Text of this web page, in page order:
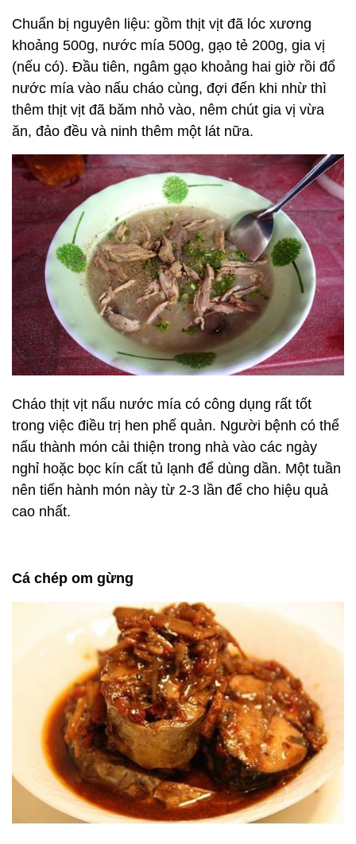
Chuẩn bị nguyên liệu: gồm thịt vịt đã lóc xương
khoảng 500g, nước mía 500g, gạo tẻ 200g, gia vị
(nếu có). Đầu tiên, ngâm gạo khoảng hai giờ rồi đổ
nước mía vào nấu cháo cùng, đợi đến khi nhừ thì
thêm thịt vịt đã băm nhỏ vào, nêm chút gia vị vừa
ăn, đảo đều và ninh thêm một lát nữa.
Cháo thịt vịt nấu nước mía có công dụng rất tốt
trong việc điều trị hen phế quản. Người bệnh có thể
nấu thành món cải thiện trong nhà vào các ngày
nghỉ hoặc bọc kín cất tủ lạnh để dùng dần. Một tuần
nên tiến hành món này từ 2-3 lần để cho hiệu quả
cao nhất.
Cá chép om gừng